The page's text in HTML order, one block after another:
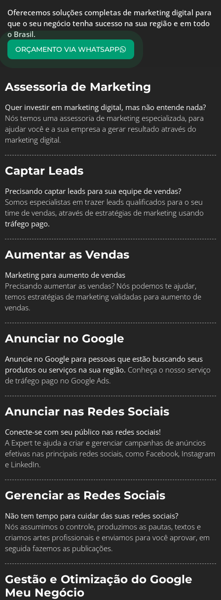
Oferecemos soluções completas de marketing digital para
que o seu negócio tenha sucesso na sua região e em todo
o Brasil.
ORÇAMENTO VIA WHATSAPP
Assessoria de Marketing
Quer investir em marketing digital, mas não entende nada?
Nós temos uma assessoria de marketing especializada, para
ajudar você e a sua empresa a gerar resultado através do
marketing digital.
Captar Leads
Precisando captar leads para sua equipe de vendas?
Somos especialistas em trazer leads qualificados para o seu
time de vendas, através de estratégias de marketing usando
tráfego pago.
Aumentar as Vendas
Marketing para aumento de vendas
Precisando aumentar as vendas? Nós podemos te ajudar,
temos estratégias de marketing validadas para aumento de
vendas.
Anunciar no Google
Anuncie no Google para pessoas que estão buscando seus
produtos ou serviços na sua região. Conheça o nosso serviço
de tráfego pago no Google Ads.
Anunciar nas Redes Sociais
Conecte-se com seu público nas redes sociais!
A Expert te ajuda a criar e gerenciar campanhas de anúncios
efetivas nas principais redes sociais, como Facebook, Instagram
e LinkedIn.
Gerenciar as Redes Sociais
Não tem tempo para cuidar das suas redes sociais?
Nós assumimos o controle, produzimos as pautas, textos e
criamos artes profissionais e enviamos para você aprovar, em
seguida fazemos as publicações.
Gestão e Otimização do Google
Meu Negócio